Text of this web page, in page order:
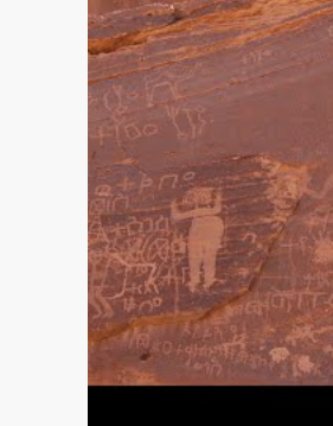
Ḥimā indica il nome di un
estensione, del suo territorio
situati a circa 100 km a nord-
Si tratta di un’area desertica
una vasta catena montuosa,
con le regioni sedentarie
meridionale e si trova ai
deserto arabo che si estende
Mesopotamia e al Levante.
posizione strategica nelle
transarabiche e alla natura
massi di arenaria,
all’incisione, questa zona è
ricca di graffiti e disegni